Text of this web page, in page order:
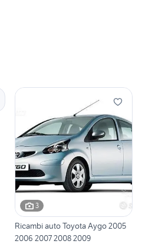
3
Ricambi auto Toyota Aygo 2005
2006 2007 2008 2009